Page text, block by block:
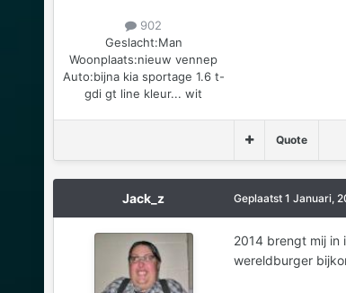
902
Geslacht:Man
Woonplaats:nieuw vennep
Auto:bijna kia sportage 1.6 t-
gdi gt line kleur... wit
Quote
Jack_z Geplaatst 1 Januari,
2014 brengt mij in
wereldburger